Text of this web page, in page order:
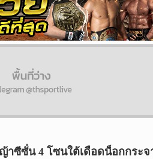
าซีซั่น 4 โซนใต้เดือดน็อกกระจ